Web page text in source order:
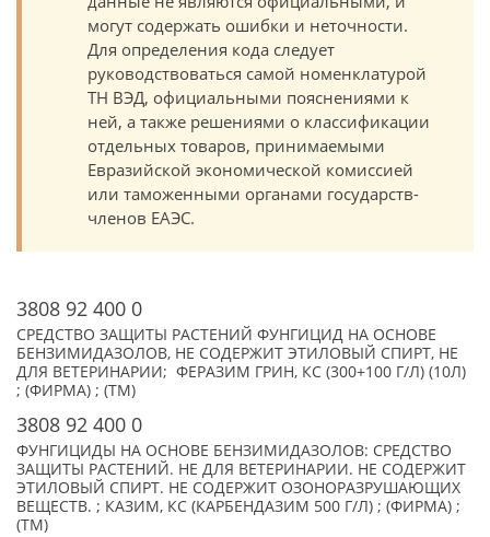
могут содержать ошибки и неточности.
Для определения кода следует
руководствоваться самой номенклатурой
ТН ВЭД, официальными пояснениями к
ней, а также решениями о классификации
отдельных товаров, принимаемыми
Евразийской экономической комиссией
или таможенными органами государств-
членов ЕАЭС.
3808 92 400 0
СРЕДСТВО ЗАЩИТЫ РАСТЕНИЙ ФУНГИЦИД НА ОСНОВЕ
БЕНЗИМИДАЗОЛОВ, НЕ СОДЕРЖИТ ЭТИЛОВЫЙ СПИРТ, НЕ
ДЛЯ ВЕТЕРИНАРИИ; ФЕРАЗИМ ГРИН, КС (300+100 Г/Л) (10Л)
; (ФИРМА) ; (TM)
3808 92 400 0
ФУНГИЦИДЫ НА ОСНОВЕ БЕНЗИМИДАЗОЛОВ: СРЕДСТВО
ЗАЩИТЫ РАСТЕНИЙ. НЕ ДЛЯ ВЕТЕРИНАРИИ. НЕ СОДЕРЖИТ
ЭТИЛОВЫЙ СПИРТ. НЕ СОДЕРЖИТ ОЗОНОРАЗРУШАЮЩИХ
ВЕЩЕСТВ. ; КАЗИМ, КС (КАРБЕНДАЗИМ 500 Г/Л) ; (ФИРМА) ;
(TM)